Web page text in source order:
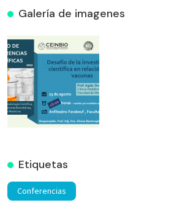
Galería de imagenes
Etiquetas
Conferencias